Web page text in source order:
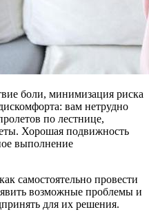
боли, минимизация риска
вам нетрудно
по лестнице,
Хорошая подвижность
выполнение
самостоятельно провести
возможные проблемы и
для их решения.